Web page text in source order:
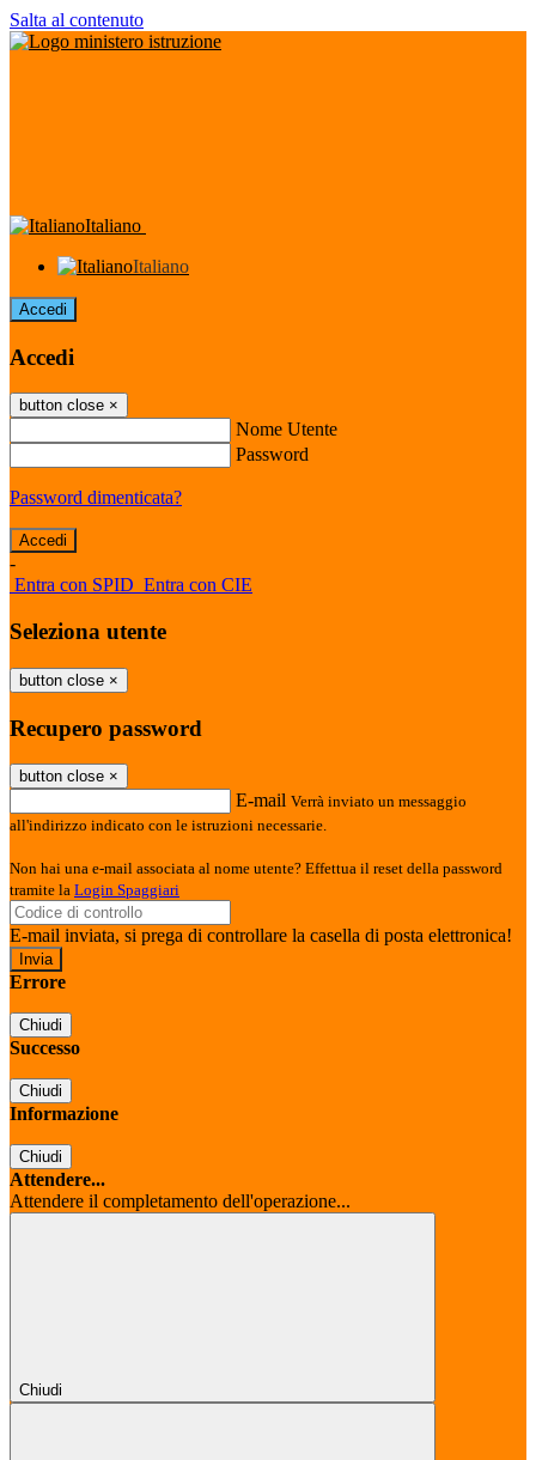
Salta al contenuto
Italiano
Italiano
Accedi
Accedi
button close ×
Nome Utente
Password
Password dimenticata?
-
Entra con SPID Entra con CIE
Seleziona utente
button close ×
Recupero password
button close ×
E-mail Verrà inviato un messaggio
all'indirizzo indicato con le istruzioni necessarie.
Non hai una e-mail associata al nome utente? Effettua il reset della password
tramite la Login Spaggiari
E-mail inviata, si prega di controllare la casella di posta elettronica!
Errore
Chiudi
Successo
Chiudi
Informazione
Chiudi
Attendere...
Attendere il completamento dell'operazione...
Chiudi